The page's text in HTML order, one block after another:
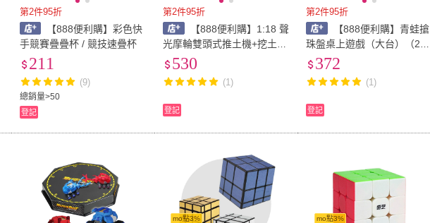
第2件95折
【888便利購】彩色快
手競賽疊疊杯 / 競技速疊杯
總銷量>50
211
(9)
登記
第2件95折
【888便利購】1:18 聲
光摩輪雙頭式推土機+挖土機
（燈光音效/音樂/說故事）
530
(1)
登記
第2件95折
【888便利購】青蛙搶
珠盤桌上遊戲（大台）（2-4
人親子桌遊）（824）
372
(1)
登記
mo點3% mo點3%